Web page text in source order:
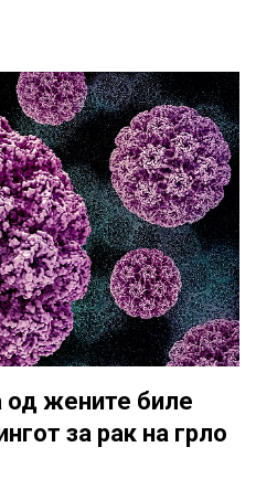
од жените биле
за рак на грло